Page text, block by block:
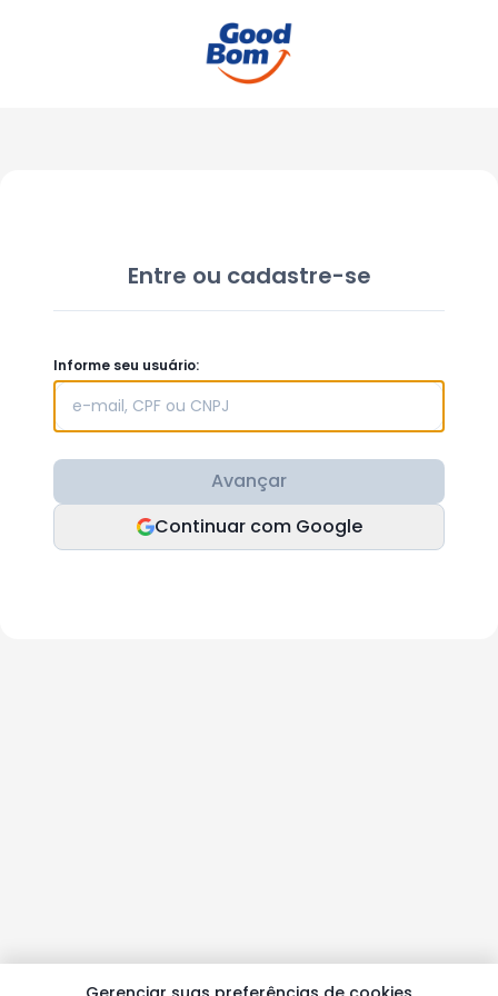
Entre ou cadastre-se
Informe seu usuário:
Avançar
Continuar com Google